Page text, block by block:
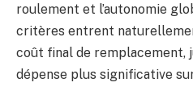
roulement et l’autonomie
critères entrent
coût final de remplacement,
dépense plus significative